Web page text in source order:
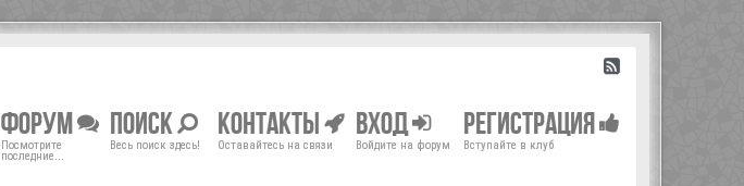
Форум
Посмотрите
последние...
Поиск
Весь поиск здесь!
Контакты
Оставайтесь на связи
Вход
Войдите на форум
Регистрация
Вступайте в клуб